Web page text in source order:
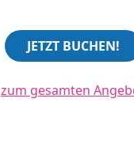
JETZT BUCHEN!
zum gesamten